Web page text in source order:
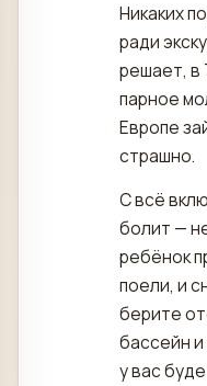
Никаких
ради
решает, в
парное
Европе
страшно.
С всё
болит —
ребёнок
поели, и
берите
бассейн и
у вас